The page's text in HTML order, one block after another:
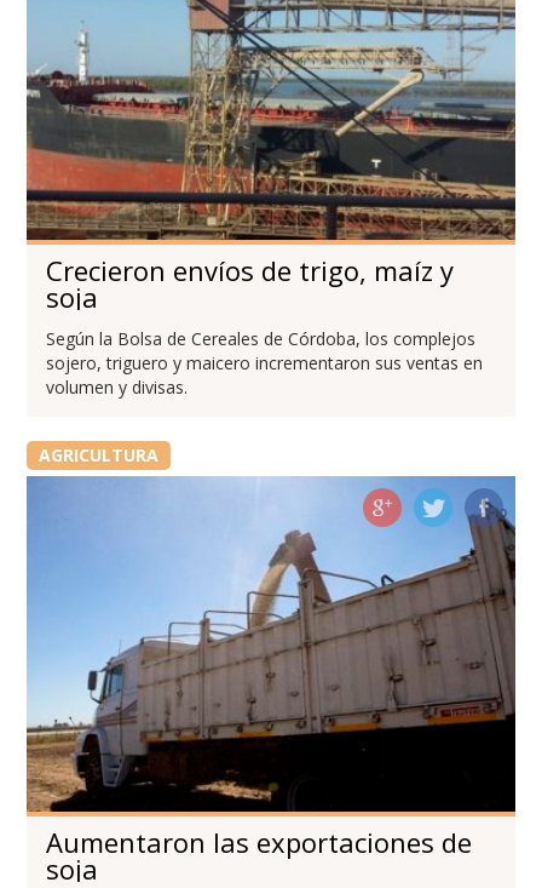
Crecieron envíos de trigo, maíz y
soja
Según la Bolsa de Cereales de Córdoba, los complejos
sojero, triguero y maicero incrementaron sus ventas en
volumen y divisas.
AGRICULTURA
Aumentaron las exportaciones de
soja